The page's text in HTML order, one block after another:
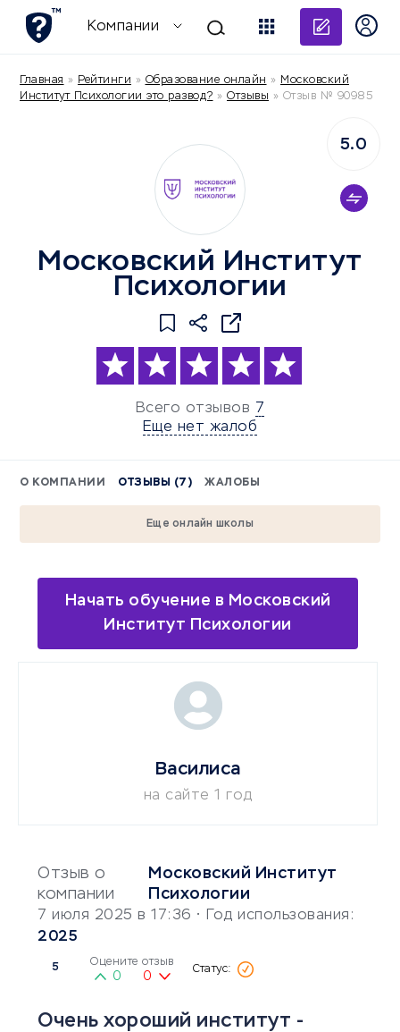
Компании
Главная » Рейтинги » Образование онлайн » Московский
Институт Психологии это развод? » Отзывы » Отзыв № 90985
Московский Институт
Психологии
Всего отзывов 7
Еще нет жалоб
5.0
О КОМПАНИИ ОТЗЫВЫ (7) ЖАЛОБЫ
Еще онлайн школы
Начать обучение в Московский
Институт Психологии
Отзыв о
компании
Московский Институт
Психологии
7 июля 2025 в 17:36 • Год использования:
2025
5 Оцените отзыв
0 0
Очень хороший институт -
Василиса
на сайте 1 год